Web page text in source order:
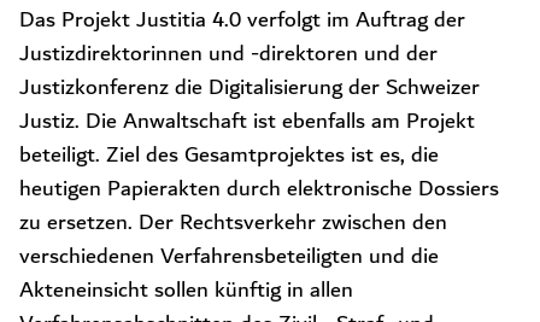
Das Projekt Justitia 4.0 verfolgt im Auftrag der
Justizdirektorinnen und -direktoren und der
Justizkonferenz die Digitalisierung der Schweizer
Justiz. Die Anwaltschaft ist ebenfalls am Projekt
beteiligt. Ziel des Gesamtprojektes ist es, die
heutigen Papierakten durch elektronische Dossiers
zu ersetzen. Der Rechtsverkehr zwischen den
verschiedenen Verfahrensbeteiligten und die
Akteneinsicht sollen künftig in allen